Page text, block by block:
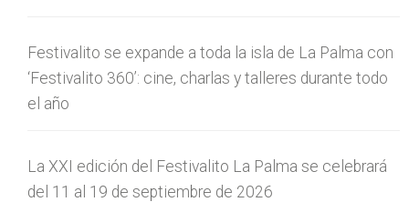
Festivalito se expande a toda la isla de La Palma con
‘Festivalito 360’: cine, charlas y talleres durante todo
el año
La XXI edición del Festivalito La Palma se celebrará
del 11 al 19 de septiembre de 2026